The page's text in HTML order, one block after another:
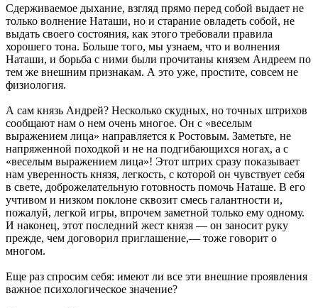
Сдерживаемое дыхание, взгляд прямо перед собой выдает не
только волнение Наташи, но и старание овладеть собой, не
выдать своего состояния, как этого требовали правила
хорошего тона. Больше того, мы узнаем, что и волнения
Наташи, и борьба с ними были прочитаны князем Андреем по
тем же внешним признакам. А это уже, простите, совсем не
физиология.
А сам князь Андрей? Несколько скудных, но точных штрихов
сообщают нам о нем очень многое. Он с «веселым
выражением лица» направляется к Ростовым. Заметьте, не
напряженной походкой и не на подгибающихся ногах, а с
«веселым выражением лица»! Этот штрих сразу показывает
нам уверенность князя, легкость, с которой он чувствует себя
в свете, доброжелательную готовность помочь Наташе. В его
учтивом и низком поклоне сквозит смесь галантности и,
пожалуй, легкой игры, впрочем заметной только ему одному.
И наконец, этот последний жест князя — он заносит руку
прежде, чем договорил приглашение,— тоже говорит о
многом.
Еще раз спросим себя: имеют ли все эти внешние проявления
важное психологическое значение?